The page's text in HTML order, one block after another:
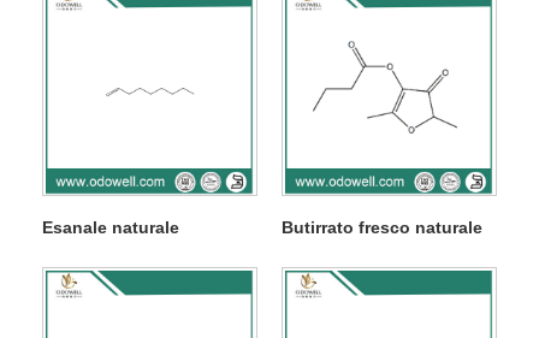
Esanale naturale Butirrato fresco naturale